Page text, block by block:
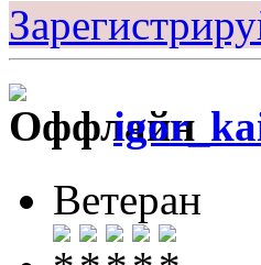
Ветеран